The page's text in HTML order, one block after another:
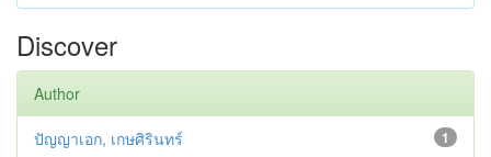
Discover
Author
1
ปัญญาเอก, เกษศิรินทร์